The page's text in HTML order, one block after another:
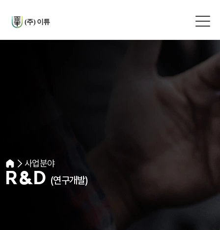
(주) 이튜
사업분야
R&D (연구개발)